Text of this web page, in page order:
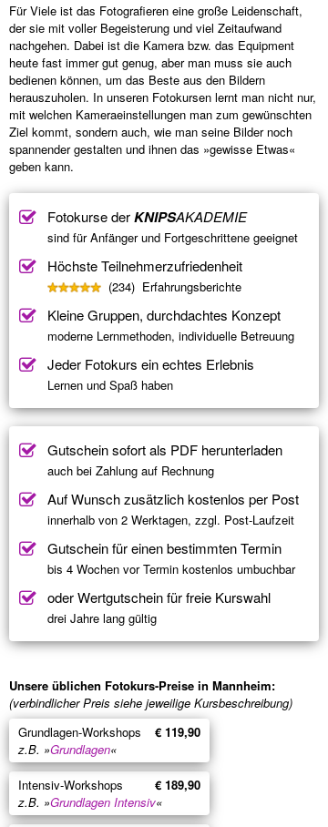
Für Viele ist das Fotografieren eine große Leidenschaft,
der sie mit voller Begeisterung und viel Zeitaufwand
nachgehen. Dabei ist die Kamera bzw. das Equipment
heute fast immer gut genug, aber man muss sie auch
bedienen können, um das Beste aus den Bildern
herauszuholen. In unseren Fotokursen lernt man nicht nur,
mit welchen Kameraeinstellungen man zum gewünschten
Ziel kommt, sondern auch, wie man seine Bilder noch
spannender gestalten und ihnen das »gewisse Etwas«
geben kann.
Fotokurse derKNIPSAKADEMIE
sind für Anfänger und Fortgeschrittene geeignet
Höchste Teilnehmerzufriedenheit
(234) Erfahrungsberichte
Kleine Gruppen, durchdachtes Konzept
moderne Lernmethoden, individuelle Betreuung
Jeder Fotokurs ein echtes Erlebnis
Lernen und Spaß haben
Gutschein sofort als PDF herunterladen
auch bei Zahlung auf Rechnung
Auf Wunsch zusätzlich kostenlos per Post
innerhalb von 2 Werktagen, zzgl. Post-Laufzeit
Gutschein für einen bestimmten Termin
bis 4 Wochen vor Termin kostenlos umbuchbar
oder Wertgutschein für freie Kurswahl
drei Jahre lang gültig
Unsere üblichen Fotokurs-Preise in Mannheim:
(verbindlicher Preis siehe jeweilige Kursbeschreibung)
Grundlagen-Workshops
€ 119,90
z.B. »Grundlagen«
Intensiv-Workshops
€ 189,90
z.B. »Grundlagen Intensiv«